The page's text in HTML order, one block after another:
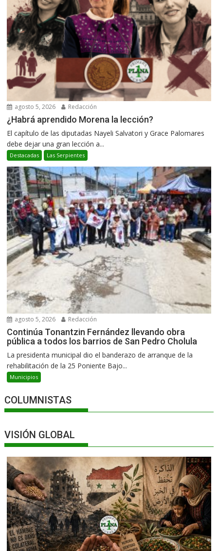
agosto 5, 2026 Redacción
¿Habrá aprendido Morena la lección?
El capítulo de las diputadas Nayeli Salvatori y Grace Palomares
debe dejar una gran lección a...
Destacadas Las Serpientes
agosto 5, 2026 Redacción
Continúa Tonantzin Fernández llevando obra
pública a todos los barrios de San Pedro Cholula
La presidenta municipal dio el banderazo de arranque de la
rehabilitación de la 25 Poniente Bajo...
Municipios
COLUMNISTAS
VISIÓN GLOBAL